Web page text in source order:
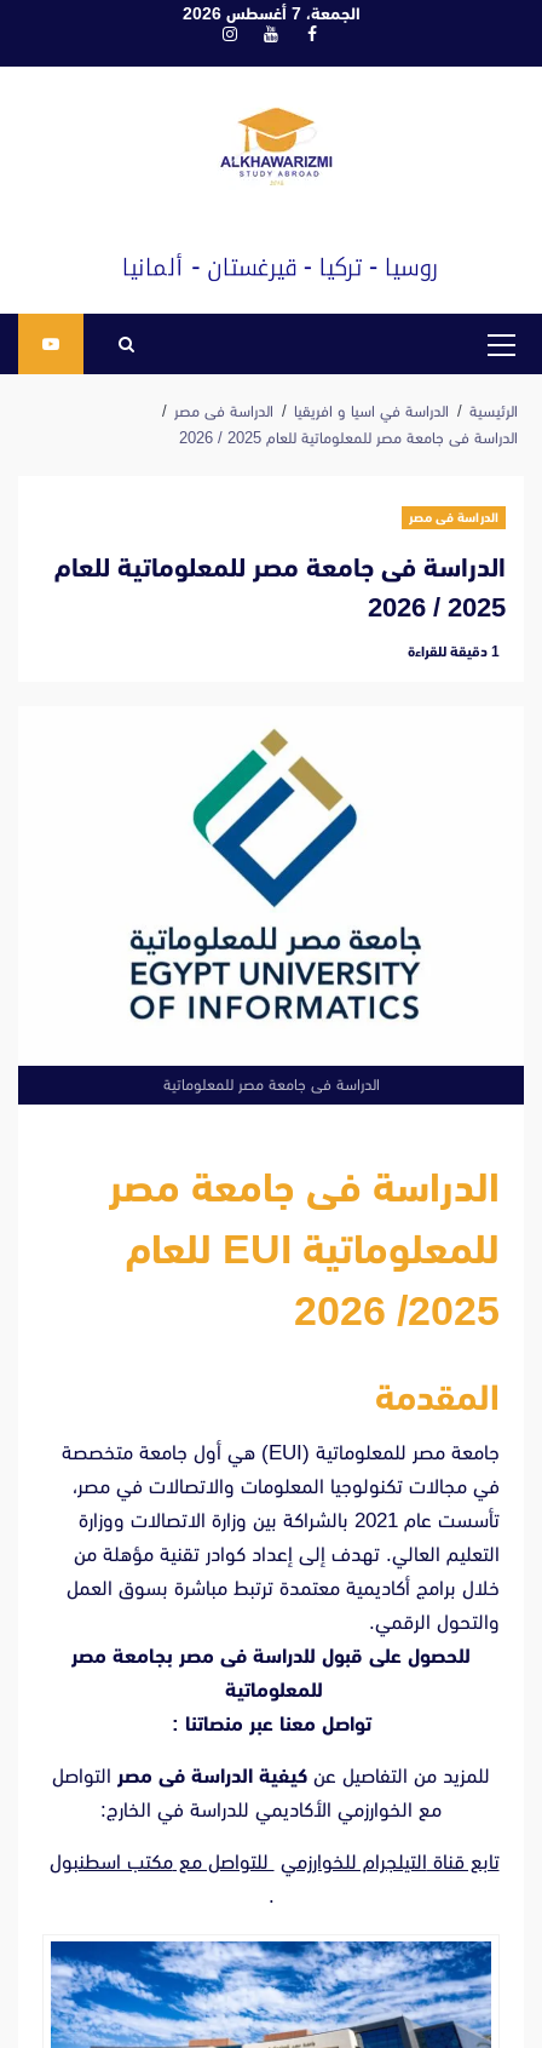
الجمعة، 7 أغسطس 2026
فيسبوكيوتيوبانستغرام
القائمة
الرئيسية الدراسة في اسيا و افريقيا
الدراسة فى مصر
الدراسة فى جامعة مصر للمعلوماتية للعام 2025 / 2026
الدراسة فى مصر
الدراسة فى جامعة مصر للمعلوماتية للعام
2025 / 2026
‫1 دقيقة للقراءة
الدراسة فى جامعة مصر للمعلوماتية
الدراسة فى جامعة مصر
للمعلوماتية EUI للعام
2025/ 2026
المقدمة
جامعة مصر للمعلوماتية (EUI) هي أول جامعة متخصصة
في مجالات تكنولوجيا المعلومات والاتصالات في مصر،
تأسست عام 2021 بالشراكة بين وزارة الاتصالات ووزارة
التعليم العالي. تهدف إلى إعداد كوادر تقنية مؤهلة من
خلال برامج أكاديمية معتمدة ترتبط مباشرة بسوق العمل
والتحول الرقمي.
للحصول على قبول للدراسة فى مصر بجامعة مصر
للمعلوماتية
تواصل معنا عبر منصاتنا :
للمزيد من التفاصيل عن كيفية الدراسة فى مصر التواصل
مع الخوارزمي الأكاديمي للدراسة في الخارج:
تابع قناة التيلجرام للخوارزمي للتواصل معمكتب اسطنبول
.